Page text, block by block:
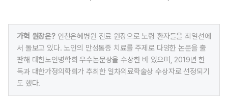
가혁 원장은?인천은혜병원 진료 원장으로 노령 환자들을 최일선에
서 돌보고 있다. 노인의 만성통증 치료를 주제로 다양한 논문을 출
판해 대한노인병학회 우수논문상을 수상한 바 있으며, 2019년 한
독과 대한가정의학회가 추최한 일차의료학술상 수상자로 선정되기
도 했다.